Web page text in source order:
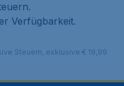
Verfügbarkeit.
Steuern, exklusive € 19,99